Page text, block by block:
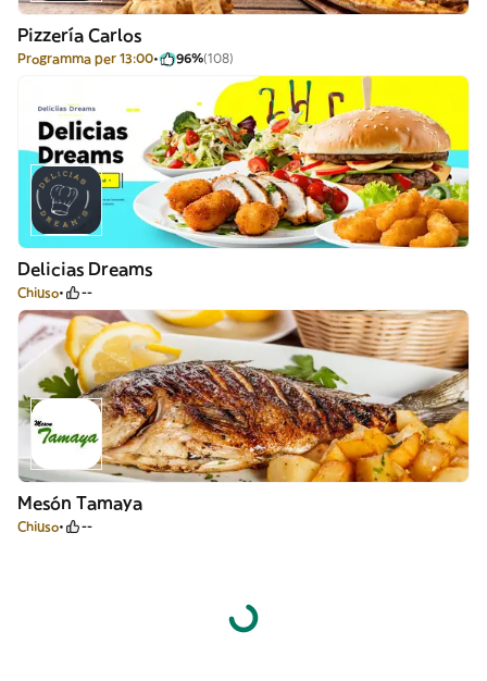
Pizzería Carlos
Programma per 13:00 96%(108)
Delicias Dreams
Chiuso --
Mesón Tamaya
Chiuso --